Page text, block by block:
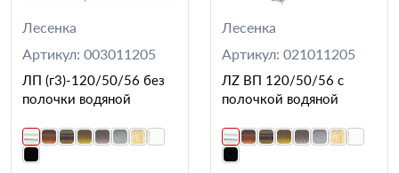
Лесенка
Артикул: 003011205
ЛП (г3)-120/50/56 без
полочки водяной
Лесенка
Артикул: 021011205
ЛZ ВП 120/50/56 с
полочкой водяной